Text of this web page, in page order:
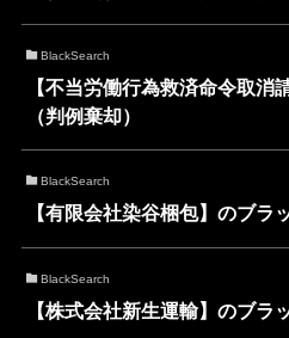
BlackSearch
【不当労働行為救済命令取消
（判例棄却）
BlackSearch
【有限会社染谷梱包】のブラ
BlackSearch
【株式会社新生運輸】のブラ